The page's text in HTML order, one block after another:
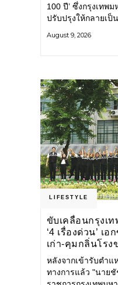
100 ปี’ ซึ่งกรุงเท
ปรับปรุงให้กลายเ
การให้บริการ รวมถึ
August 9, 2026
LIFESTYLE
ขับเคลื่อนกรุงเท
‘4 เรื่องด่วน’ เ
เก่า-คุมกลิ่นโรง
หลังจากเข้ารับตำแ
ทางการแล้ว "นาย